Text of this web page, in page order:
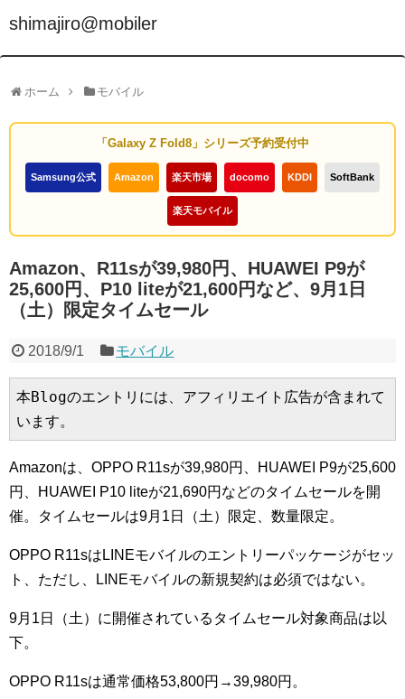
shimajiro@mobiler
ホーム モバイル
「Galaxy Z Fold8」シリーズ予約受付中
Samsung公式 Amazon 楽天市場 docomo KDDI SoftBank
楽天モバイル
Amazon、R11sが39,980円、HUAWEI P9が
25,600円、P10 liteが21,600円など、9月1日
（土）限定タイムセール
2018/9/1 モバイル
本Blogのエントリには、アフィリエイト広告が含まれて
います。
Amazonは、OPPO R11sが39,980円、HUAWEI P9が25,600
円、HUAWEI P10 liteが21,690円などのタイムセールを開
催。タイムセールは9月1日（土）限定、数量限定。
OPPO R11sはLINEモバイルのエントリーパッケージがセッ
ト、ただし、LINEモバイルの新規契約は必須ではない。
9月1日（土）に開催されているタイムセール対象商品は以
下。
OPPO R11sは通常価格53,800円→39,980円。